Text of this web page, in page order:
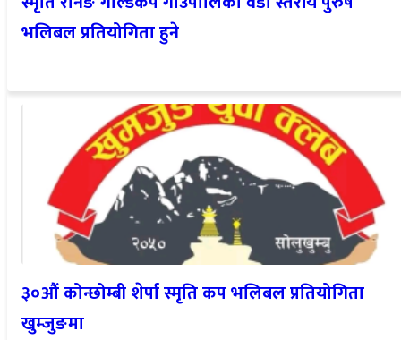
भलिबल प्रतियोगिता हुने
३०औं कोन्छोम्बी शेर्पा स्मृति कप भलिबल प्रतियोगिता
खुम्जुङमा